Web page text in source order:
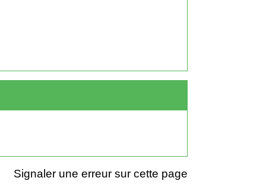
Signaler une erreur sur cette page